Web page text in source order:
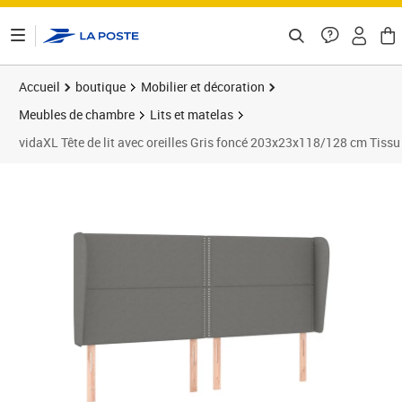
Accueil boutique
Mobilier et décoration
Meubles de chambre
Lits et matelas
vidaXL Tête de lit avec oreilles Gris foncé 203x23x118/128 cm Tissu